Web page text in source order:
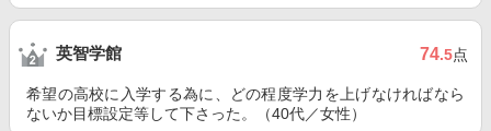
英智学館 74.5点
希望の高校に入学する為に、どの程度学力を上げなければなら
ないか目標設定等して下さった。（40代／女性）